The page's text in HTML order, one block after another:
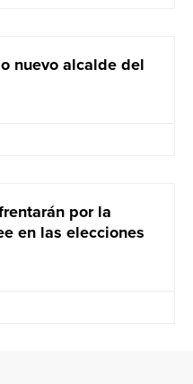
nuevo alcalde del
por la
en las elecciones